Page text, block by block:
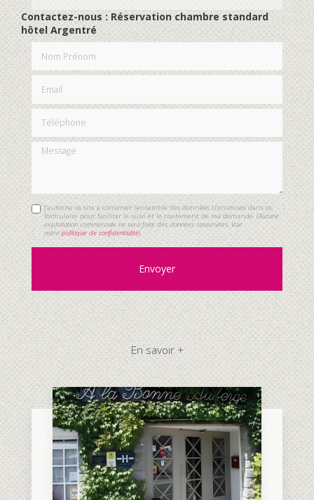
Contactez-nous : Réservation chambre standard
hôtel Argentré
Nom Prénom
Email
Téléphone
Message
J'autorise ce site à conserver l'ensemble des données transmises dans ce
formulaire pour faciliter le suivi et le traitement de ma demande.(Aucune
exploitation commerciale ne sera faite des données conservées. Voir
notrepolitique de confidentialité)
En savoir +